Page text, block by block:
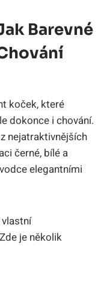
Barevné
koček, které
dokonce i chování.
nejatraktivnějších
černé, bílé a
elegantními
je několik